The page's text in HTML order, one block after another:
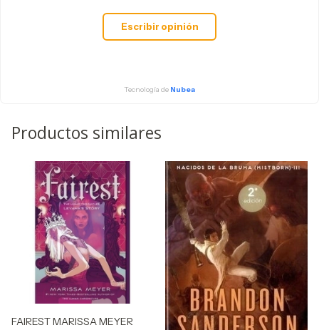
Escribir opinión
Tecnología de Nubea
Productos similares
FAIREST MARISSA MEYER